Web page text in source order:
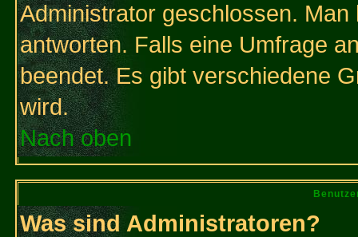
Administrator geschlossen.
antworten. Falls eine Umfrage
beendet. Es gibt verschiedene
wird.
Nach oben
Was sind Administratoren?